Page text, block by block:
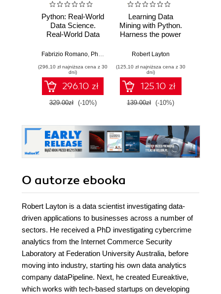
Python: Real-World
Data Science.
Real-World Data
Fabrizio Romano, Phuong Vo.T.H ,Martin Czygan
(296,10 zł najniższa cena z 30
dni)
296.10 zł
329.00zł (-10%)
Learning Data
Mining with Python.
Harness the power
analyze data and
predictive models
Robert Layton
(125,10 zł najniższa cena z 30
dni)
125.10 zł
139.00zł (-10%)
O autorze ebooka
Robert Layton is a data scientist investigating data-
driven applications to businesses across a number of
sectors. He received a PhD investigating cybercrime
analytics from the Internet Commerce Security
Laboratory at Federation University Australia, before
moving into industry, starting his own data analytics
company dataPipeline. Next, he created Eureaktive,
which works with tech-based startups on developing